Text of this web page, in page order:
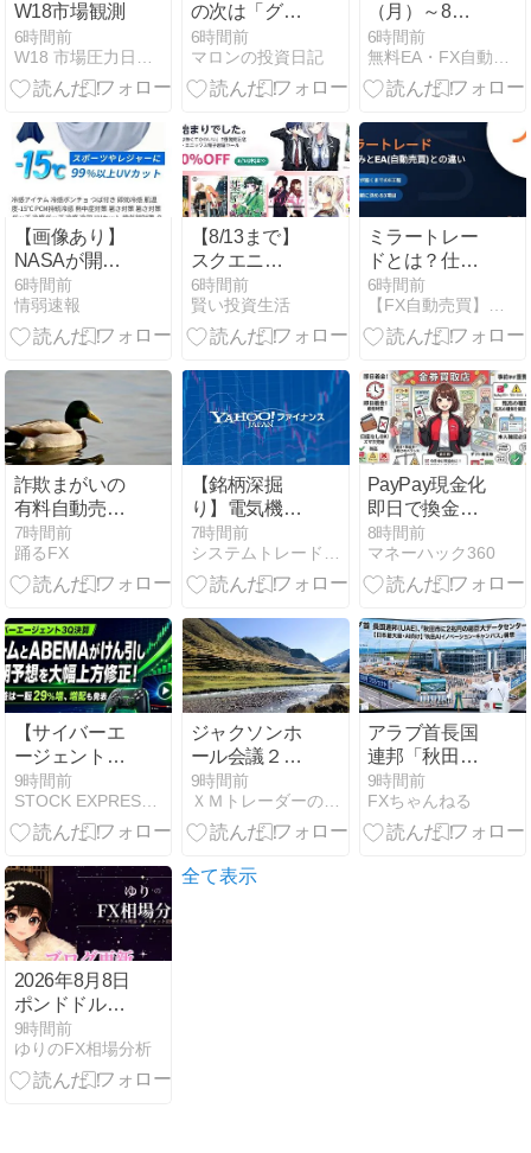
W18市場観測
6時間前
の次は「グル
コサミンアク
ティブ」届く
みたい
6時間前
マロンの投資日記
（月）～8月7
日（金）のFX
自動売買稼働
実績報告
6時間前
【画像あり】
NASAが開
発、着るだけ
で瞬時に
「-15℃冷却」
チョ3,980円！
6時間前
情弱速報
【8/13まで】
スクエニ
Kindleマンガ
最大
50％OFF、
怖くてかわい
い』3巻発売
記念！『薬屋
のひとりご
と』『ホリミ
ヤ』など人気
作もお買い得
6時間前
賢い投資生活
ミラートレー
ドとは？仕組
みとEA(自動
売買)との違
い・リスクを
6時間前
【FX自動売買】総合ポータル｜Forex Guide
詐欺まがいの
有料自動売買
ツールに興味
があるんじゃ
ー｜クソザコ
7時間前
踊るFX
【銘柄深掘
り】電気機器
の潮流に乗る
か？PHCホー
ルディングス
り込むべき成
長エンジン
7時間前
システムトレードとAI副業の記録
PayPay現金化
即日で換金す
る方法！時
間・口座なし
でも可能？
8時間前
マネーハック360
【サイバーエ
ージェント3Q
決算】ゲーム
とABEMAが
けん引し通期
方修正！純利
益は一転29％
増、増配も発
表
9時間前
STOCK EXPRESS【株式特急】
ジャクソンホ
ール会議２０
２６年の開催
日程
9時間前
ＸＭトレーダーの海外ＦＸブログ
アラブ首長国
連邦「秋田市
に2兆円の超
巨大データセ
ンター建てる
9時間前
FXちゃんねる
2026年8月8日
ポンドドルの
ゆり相場分析
🌟
9時間前
ゆりのFX相場分析
全て表示